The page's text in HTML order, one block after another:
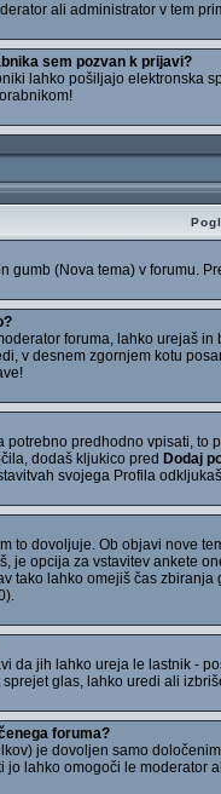
ali administrator v tem
sem pozvan k prijavi?
lahko pošiljajo elektronska
gumb (Nova tema) v forumu.
foruma, lahko urejaš
v desnem zgornjem kotu
predhodno vpisati, to
dodaš kljukico pred Dodaj
svojega Profila
to dovoljuje. Ob objavi nove
je opcija za vstavitev ankete
tako lahko omejiš čas
da jih lahko ureja le lastnik -
glas, lahko uredi ali
foruma?
je dovoljen samo
lahko omogoči le moderator